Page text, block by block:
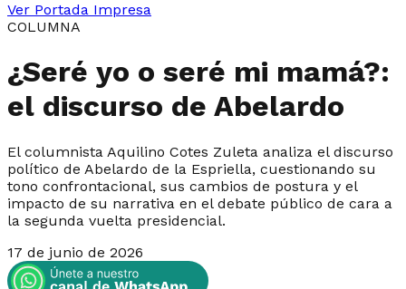
Ver Portada Impresa
COLUMNA
¿Seré yo o seré mi mamá?:
el discurso de Abelardo
El columnista Aquilino Cotes Zuleta analiza el discurso
político de Abelardo de la Espriella, cuestionando su
tono confrontacional, sus cambios de postura y el
impacto de su narrativa en el debate público de cara a
la segunda vuelta presidencial.
17 de junio de 2026